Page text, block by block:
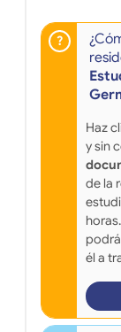
Haz
y sin
de la
él a